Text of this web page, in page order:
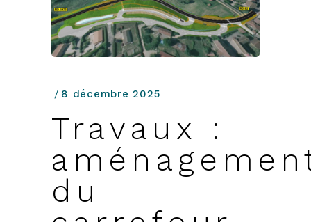
8 décembre 2025
Travaux :
du